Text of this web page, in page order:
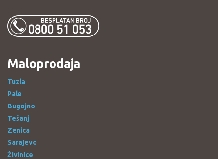
Maloprodaja
Tuzla
Pale
Bugojno
Tešanj
Zenica
Sarajevo
Živinice